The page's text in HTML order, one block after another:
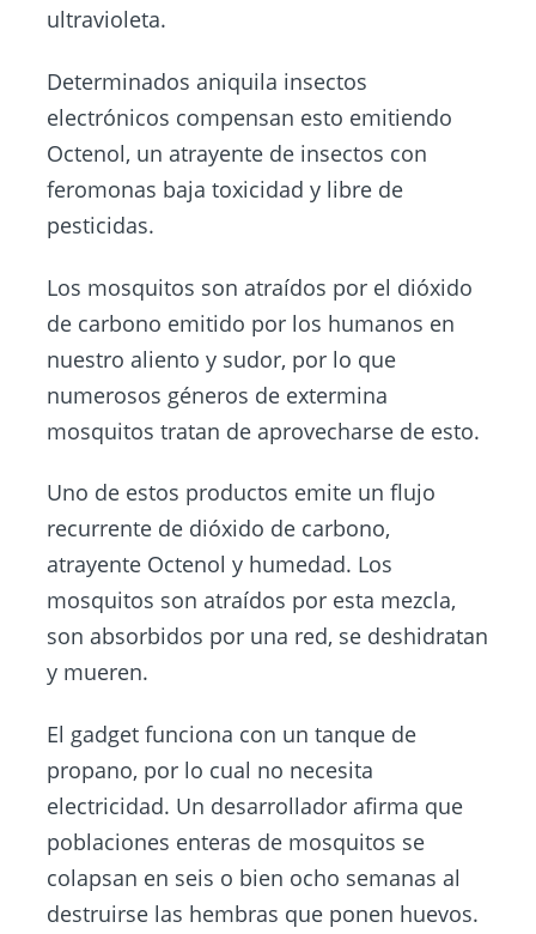
ultravioleta.
Determinados aniquila insectos
electrónicos compensan esto emitiendo
Octenol, un atrayente de insectos con
feromonas baja toxicidad y libre de
pesticidas.
Los mosquitos son atraídos por el dióxido
de carbono emitido por los humanos en
nuestro aliento y sudor, por lo que
numerosos géneros de extermina
mosquitos tratan de aprovecharse de esto.
Uno de estos productos emite un flujo
recurrente de dióxido de carbono,
atrayente Octenol y humedad. Los
mosquitos son atraídos por esta mezcla,
son absorbidos por una red, se deshidratan
y mueren.
El gadget funciona con un tanque de
propano, por lo cual no necesita
electricidad. Un desarrollador afirma que
poblaciones enteras de mosquitos se
colapsan en seis o bien ocho semanas al
destruirse las hembras que ponen huevos.